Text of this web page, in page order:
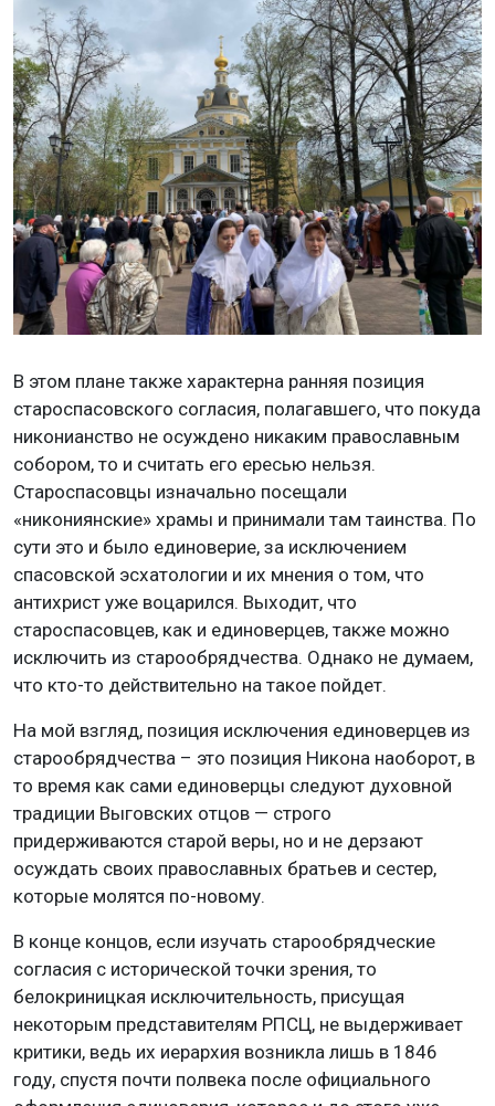
В этом плане также характерна ранняя позиция
староспасовского согласия, полагавшего, что покуда
никонианство не осуждено никаким православным
собором, то и считать его ересью нельзя.
Староспасовцы изначально посещали
«никониянские» храмы и принимали там таинства. По
сути это и было единоверие, за исключением
спасовской эсхатологии и их мнения о том, что
антихрист уже воцарился. Выходит, что
староспасовцев, как и единоверцев, также можно
исключить из старообрядчества. Однако не думаем,
что кто-то действительно на такое пойдет.
На мой взгляд, позиция исключения единоверцев из
старообрядчества – это позиция Никона наоборот, в
то время как сами единоверцы следуют духовной
традиции Выговских отцов — строго
придерживаются старой веры, но и не дерзают
осуждать своих православных братьев и сестер,
которые молятся по-новому.
В конце концов, если изучать старообрядческие
согласия с исторической точки зрения, то
белокриницкая исключительность, присущая
некоторым представителям РПСЦ, не выдерживает
критики, ведь их иерархия возникла лишь в 1846
году, спустя почти полвека после официального